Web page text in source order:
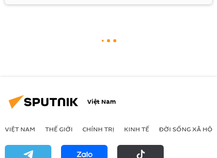
Việt Nam
VIỆT NAM THẾ GIỚI CHÍNH TRỊ KINH TẾ ĐỜI SỐNG XÃ HỘI